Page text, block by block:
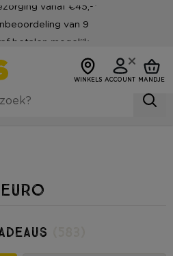
van 9
betalen mogelijk
WINKELS ACCOUNT MANDJE